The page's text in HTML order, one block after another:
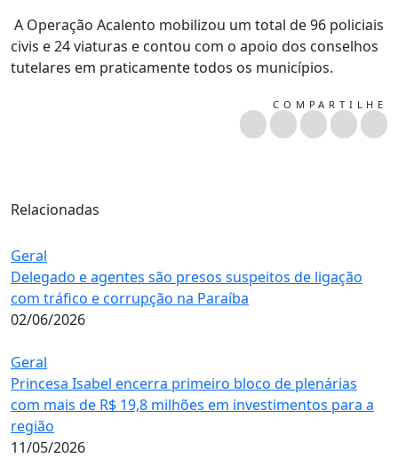
A Operação Acalento mobilizou um total de 96 policiais
civis e 24 viaturas e contou com o apoio dos conselhos
tutelares em praticamente todos os municípios.
COMPARTILHE
Relacionadas
Geral
Delegado e agentes são presos suspeitos de ligação
com tráfico e corrupção na Paraíba
02/06/2026
Geral
Princesa Isabel encerra primeiro bloco de plenárias
com mais de R$ 19,8 milhões em investimentos para a
região
11/05/2026